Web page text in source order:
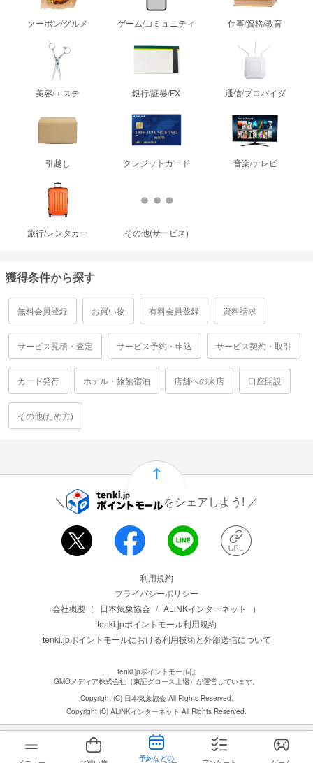
予約などの
クーポン/グルメ ゲーム/コミュニティ 仕事/資格/教育
美容/エステ 銀行/証券/FX 通信/プロバイダ
引越し クレジットカード 音楽/テレビ
旅行/レンタカー その他(サービス)
獲得条件から探す
無料会員登録 お買い物 有料会員登録 資料請求
サービス見積・査定 サービス予約・申込 サービス契約・取引
カード発行 ホテル・旅館宿泊 店舗への来店 口座開設
その他(ため方)
をシェアしよう!
利用規約
プライバシーポリシー
会社概要（
日本気象協会 / ALiNKインターネット
）
tenki.jpポイントモール利用規約
tenki.jpポイントモールにおける利用技術と外部送信について
tenki.jpポイントモールは
GMOメディア株式会社（東証グロース上場）が運営しています。
Copyright (C) 日本気象協会 All Rights Reserved.
Copyright (C) ALiNKインターネット All Rights Reserved.